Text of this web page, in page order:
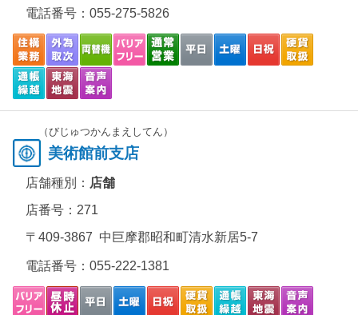
電話番号： 055-275-5826
（びじゅつかんまえしてん）
美術館前支店
店舗種別： 店舗
店番号：271
〒409-3867 中巨摩郡昭和町清水新居5-7
電話番号： 055-222-1381